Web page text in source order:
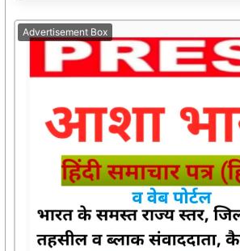
Advertisement Box